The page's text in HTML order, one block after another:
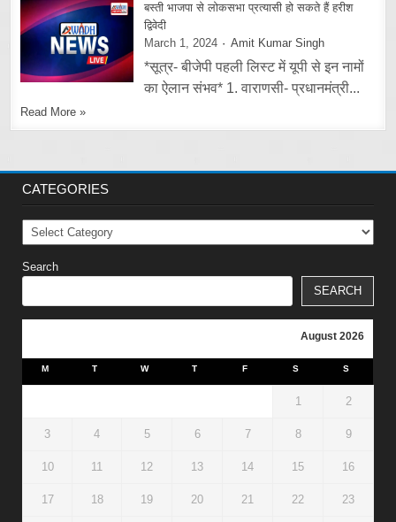
बस्ती भाजपा से लोकसभा प्रत्यासी हो सकते हैं हरीश
द्विवेदी
March 1, 2024
Amit Kumar Singh
*सूत्र- बीजेपी पहली लिस्ट में यूपी से इन नामों
का ऐलान संभव* 1. वाराणसी- प्रधानमंत्री...
Read More »
CATEGORIES
Categories
Search
SEARCH
August 2026
M T W T F S S
1 2
3 4 5 6 7 8 9
10 11 12 13 14 15 16
17 18 19 20 21 22 23